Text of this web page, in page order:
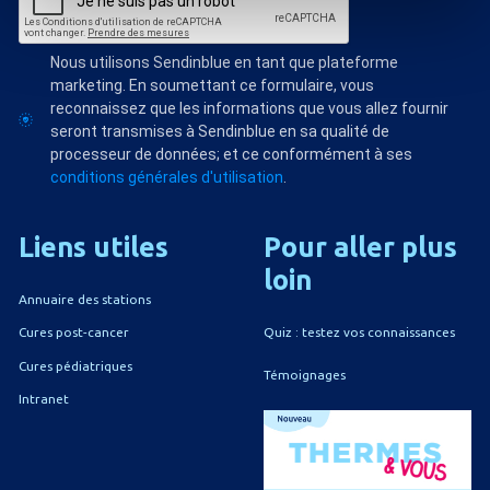
Nous utilisons Sendinblue en tant que plateforme
marketing. En soumettant ce formulaire, vous
reconnaissez que les informations que vous allez fournir
seront transmises à Sendinblue en sa qualité de
processeur de données; et ce conformément à ses
conditions générales d'utilisation
Liens utiles
Annuaire des stations
Cures post-cancer
Cures pédiatriques
Intranet
Pour aller plus
loin
Quiz : testez vos connaissances
Témoignages